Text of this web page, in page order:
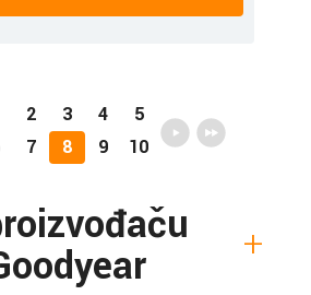
2 3 4
5
7 8 9 10